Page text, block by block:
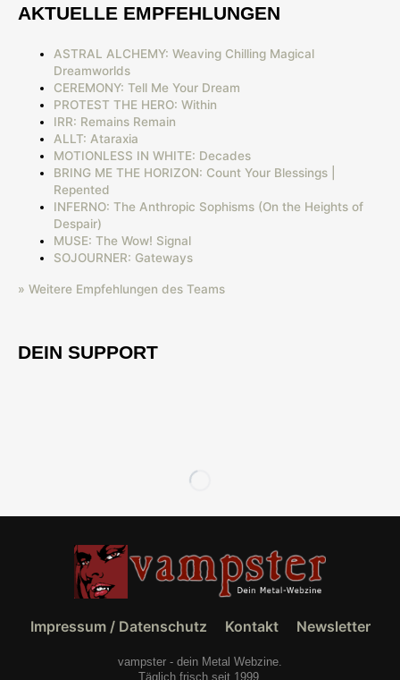
AKTUELLE EMPFEHLUNGEN
ASTRAL ALCHEMY: Weaving Chilling Magical
Dreamworlds
CEREMONY: Tell Me Your Dream
PROTEST THE HERO: Within
IRR: Remains Remain
ALLT: Ataraxia
MOTIONLESS IN WHITE: Decades
BRING ME THE HORIZON: Count Your Blessings |
Repented
INFERNO: The Anthropic Sophisms (On the Heights of
Despair)
MUSE: The Wow! Signal
SOJOURNER: Gateways
» Weitere Empfehlungen des Teams
DEIN SUPPORT
Impressum / Datenschutz Kontakt Newsletter
vampster - dein Metal Webzine.
Täglich frisch seit 1999.